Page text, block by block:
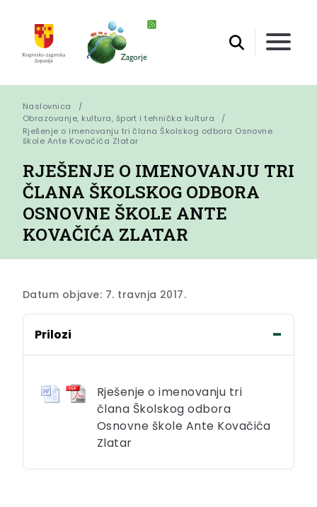
Naslovnica
Obrazovanje, kultura, šport i tehnička kultura
Rješenje o imenovanju tri člana Školskog odbora Osnovne
škole Ante Kovačića Zlatar
RJEŠENJE O IMENOVANJU TRI
ČLANA ŠKOLSKOG ODBORA
OSNOVNE ŠKOLE ANTE
KOVAČIĆA ZLATAR
Datum objave: 7. travnja 2017.
Prilozi
Rješenje o imenovanju tri
člana Školskog odbora
Osnovne škole Ante Kovačića
Zlatar